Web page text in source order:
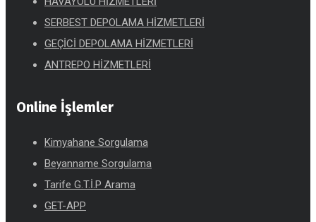
SERBEST DEPOLAMA HİZMETLERİ
GEÇİCİ DEPOLAMA HİZMETLERİ
ANTREPO HİZMETLERİ
Online İşlemler
Kimyahane Sorgulama
Beyanname Sorgulama
Tarife G.T.İ.P Arama
GET-APP